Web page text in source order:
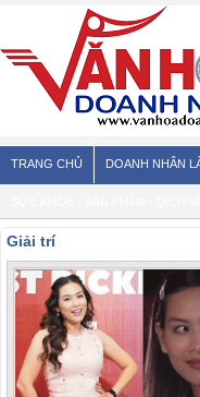
TRANG CHỦ DOANH NHÂN
Giải trí